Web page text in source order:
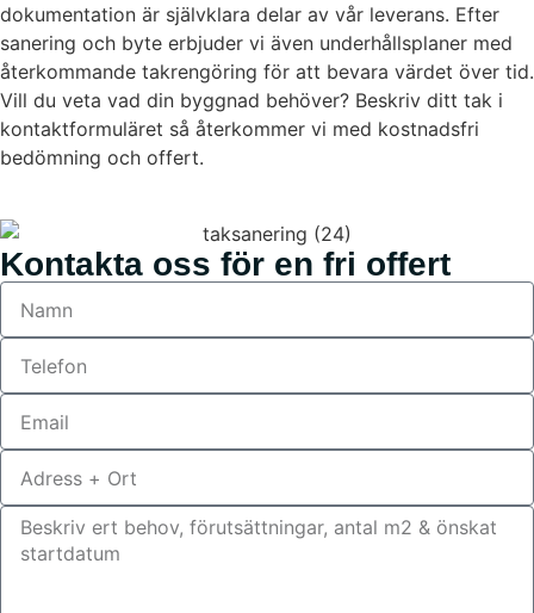
dokumentation är självklara delar av vår leverans. Efter
sanering och byte erbjuder vi även underhållsplaner med
återkommande takrengöring för att bevara värdet över tid.
Vill du veta vad din byggnad behöver? Beskriv ditt tak i
kontaktformuläret så återkommer vi med kostnadsfri
bedömning och offert.
Kontakta oss för en fri offert